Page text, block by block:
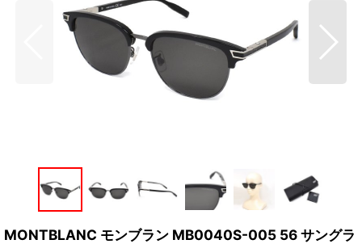
MONTBLANC モンブラン MB0040S-005 56 サングラ